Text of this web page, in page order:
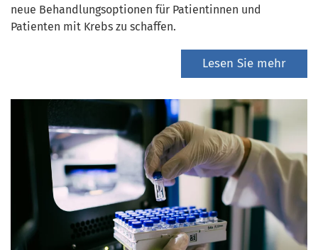
neue Behandlungsoptionen für Patientinnen und
Patienten mit Krebs zu schaffen.
Lesen Sie mehr